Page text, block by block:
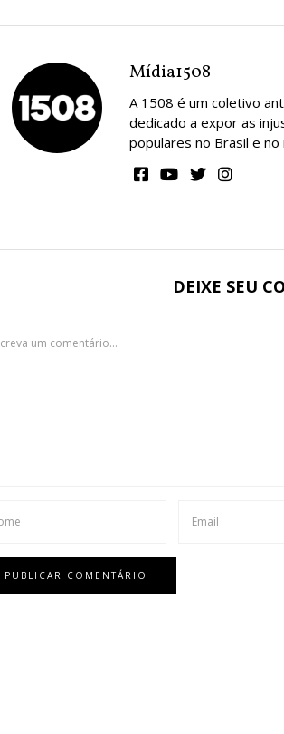
Mídia1508
A 1508 é um coletivo
dedicado a expor as
populares no Brasil e no
DEIXE SEU